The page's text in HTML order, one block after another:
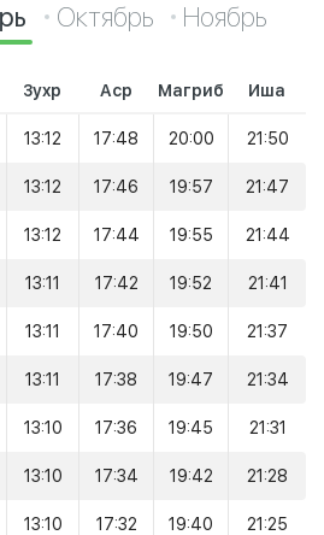
Октябрь Ноябрь
Зухр Аср Магриб Иша
13:12 17:48 20:00 21:50
13:12 17:46 19:57 21:47
13:12 17:44 19:55 21:44
13:11 17:42 19:52 21:41
13:11 17:40 19:50 21:37
13:11 17:38 19:47 21:34
13:10 17:36 19:45 21:31
13:10 17:34 19:42 21:28
13:10 17:32 19:40 21:25